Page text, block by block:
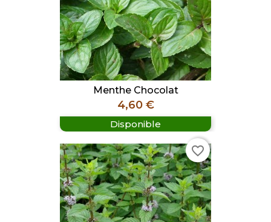
Menthe Chocolat
Prix
4,60 €
Disponible
favorite_border